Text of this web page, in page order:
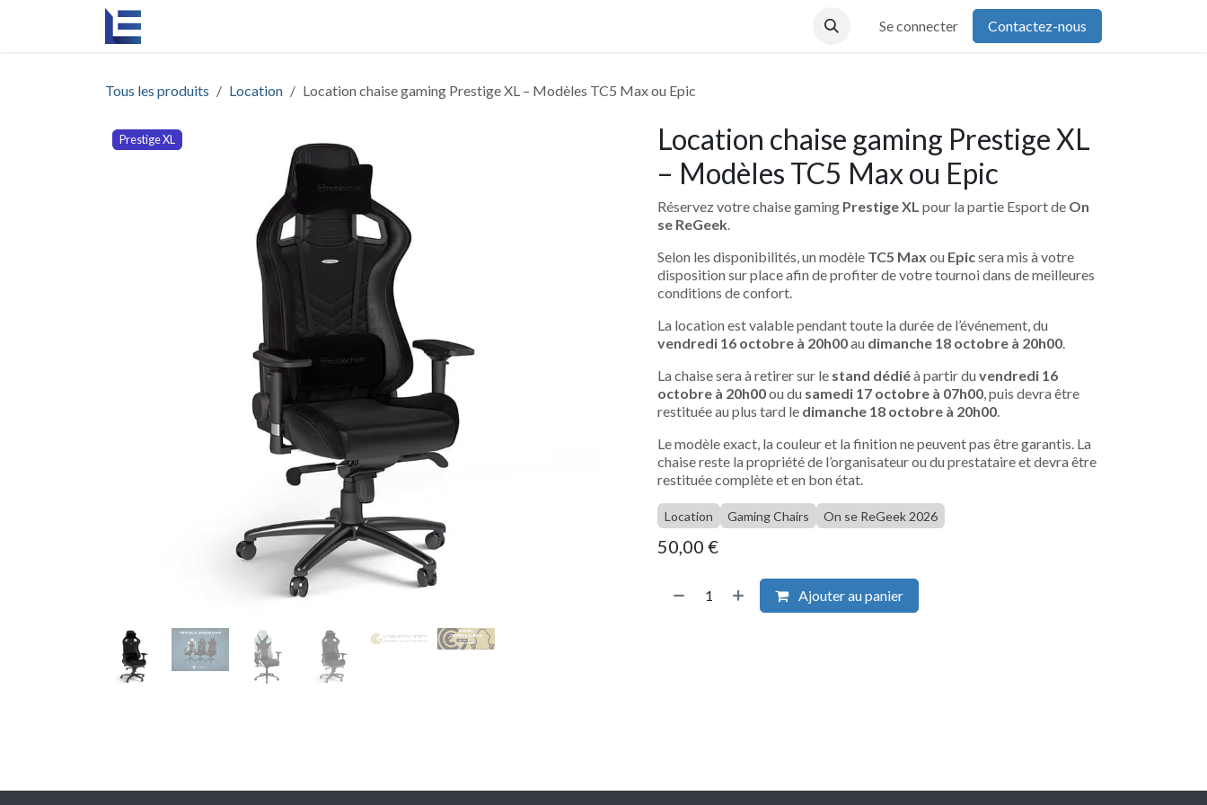
Se rendre au contenu
Se connecter Contactez-nous
Tous les produits Location Location chaise gaming Prestige XL – Modèles TC5 Max ou Epic
Prestige XL
Prestige XL
Location chaise gaming Prestige XL
– Modèles TC5 Max ou Epic
Réservez votre chaise gaming Prestige XL pour la partie Esport de On
se ReGeek.
Selon les disponibilités, un modèle TC5 Max ou Epicsera mis à votre
disposition sur place afin de profiter de votre tournoi dans de meilleures
conditions de confort.
La location est valable pendant toute la durée de l’événement, du
vendredi 16 octobre à 20h00au dimanche 18 octobre à 20h00.
La chaise sera à retirer sur le stand dédiéà partir duvendredi 16
octobre à 20h00ou du samedi 17 octobre à 07h00, puis devra être
restituée au plus tard le dimanche 18 octobre à 20h00.
Le modèle exact, la couleur et la finition ne peuvent pas être garantis. La
chaise reste la propriété de l’organisateur ou du prestataire et devra être
restituée complète et en bon état.
Location Gaming Chairs On se ReGeek 2026
50,00 €
Ajouter au panier